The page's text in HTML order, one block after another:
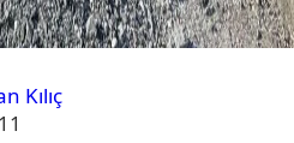
Kılıç